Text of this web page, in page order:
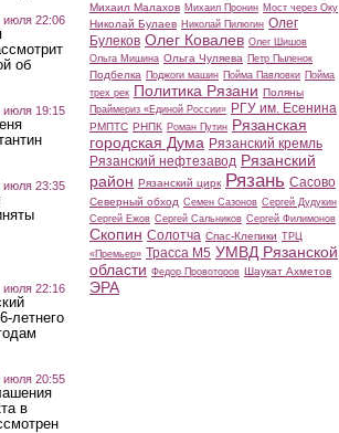
июля 22:06
об
июля 19:15
июля 23:35
июля 22:16
летнего
июля 20:55
в
Михаил Малахов Михаил Пронин Мост через Оку
Николай Булаев Николай Пилюгин Олег
Булеков Олег Ковалев Олег Шишов
Ольга Мишина Ольга Чуляева Петр Пыленок
Подбелка Поджоги машин Пойма Павловки Пойма
трех рек Политика Рязани Поляны
Праймериз «Единой России» РГУ им. Есенина
РМПТС РНПК Роман Путин Рязанская
городская Дума Рязанский кремль
Рязанский нефтезавод Рязанский
район Рязанский цирк Рязань Сасово
Северный обход Семен Сазонов Сергей Дудукин
Сергей Ежов Сергей Сальников Сергей Филимонов
Скопин Солотча Спас-Клепики ТРЦ
«Премьер» Трасса М5 УМВД Рязанской
области Федор Провоторов Шаукат Ахметов
ЭРА